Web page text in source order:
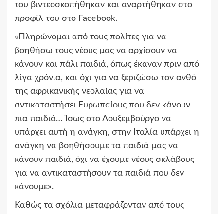
του βιντεοσκοπήθηκαν και αναρτήθηκαν στο
προφίλ του στο Facebook.
«Πληρώνομαι από τους πολίτες για να
βοηθήσω τους νέους μας να αρχίσουν να
κάνουν και πάλι παιδιά, όπως έκαναν πριν από
λίγα χρόνια, και όχι για να ξεριζώσω τον ανθό
της αφρικανικής νεολαίας για να
αντικαταστήσει Ευρωπαίους που δεν κάνουν
πια παιδιά… Ίσως στο Λουξεμβούργο να
υπάρχει αυτή η ανάγκη, στην Ιταλία υπάρχει η
ανάγκη να βοηθήσουμε τα παιδιά μας να
κάνουν παιδιά, όχι να έχουμε νέους σκλάβους
για να αντικαταστήσουν τα παιδιά που δεν
κάνουμε».
Καθώς τα σχόλια μεταφράζονταν από τους